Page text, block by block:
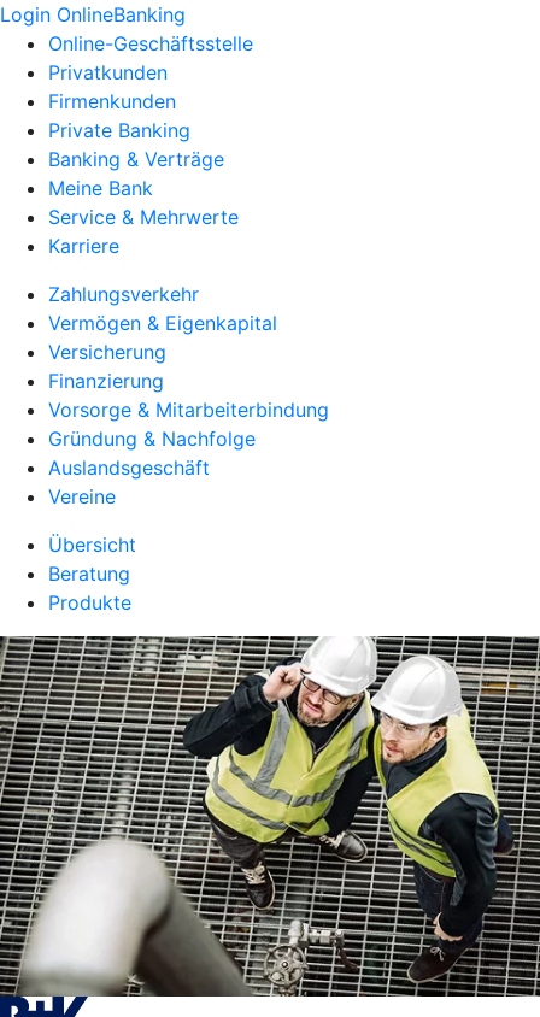
Login OnlineBanking
Online-Geschäftsstelle
Privatkunden
Firmenkunden
Private Banking
Banking & Verträge
Meine Bank
Service & Mehrwerte
Karriere
Zahlungsverkehr
Vermögen & Eigenkapital
Versicherung
Finanzierung
Vorsorge & Mitarbeiterbindung
Gründung & Nachfolge
Auslandsgeschäft
Vereine
Übersicht
Beratung
Produkte